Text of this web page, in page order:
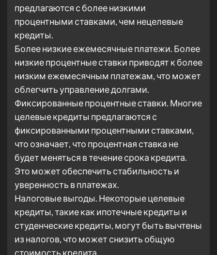
предлагаются с более низкими
процентными ставками, чем нецелевые
кредиты.
Более низкие ежемесячные платежи. Более
низкие процентные ставки приводят к более
низким ежемесячным платежам, что может
облегчить управление долгами.
Фиксированные процентные ставки. Многие
целевые кредиты предлагаются с
фиксированными процентными ставками,
что означает, что процентная ставка не
будет меняться в течение срока кредита.
Это может обеспечить стабильность и
уверенность в платежах.
Налоговые выгоды. Некоторые целевые
кредиты, такие как ипотечные кредиты и
студенческие кредиты, могут быть вычтены
из налогов, что может снизить общую
стоимость кредита.